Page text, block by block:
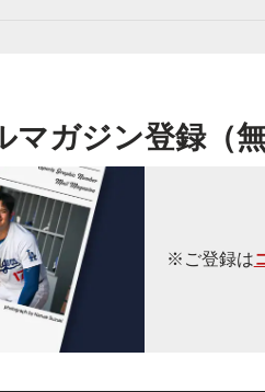
マガジン登録（無
※ご登録は